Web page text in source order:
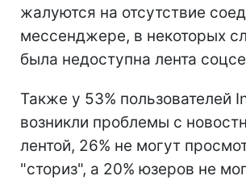
жалуются на отсутствие
мессенджере, в некоторых
была недоступна лента
Также у 53% пользователей
возникли проблемы с
лентой, 26% не могут
"сториз", а 20% юзеров не